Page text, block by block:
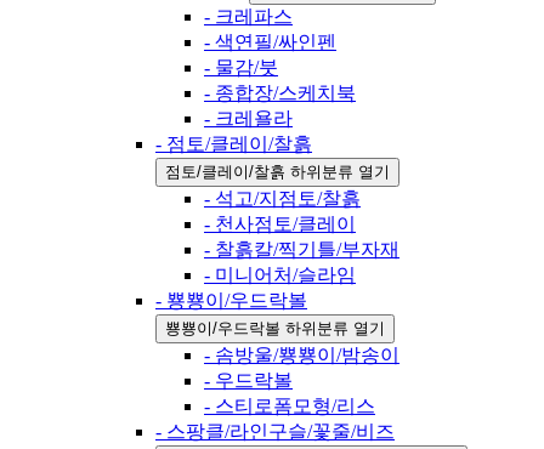
- 크레파스
- 색연필/싸인펜
- 물감/붓
- 종합장/스케치북
- 크레욜라
- 점토/클레이/찰흙
점토/클레이/찰흙 하위분류 열기
- 석고/지점토/찰흙
- 천사점토/클레이
- 찰흙칼/찍기틀/부자재
- 미니어처/슬라임
- 뿅뿅이/우드락볼
뿅뿅이/우드락볼 하위분류 열기
- 솜방울/뿅뿅이/밤송이
- 우드락볼
- 스티로폼모형/리스
- 스팡클/라인구슬/꽃줄/비즈